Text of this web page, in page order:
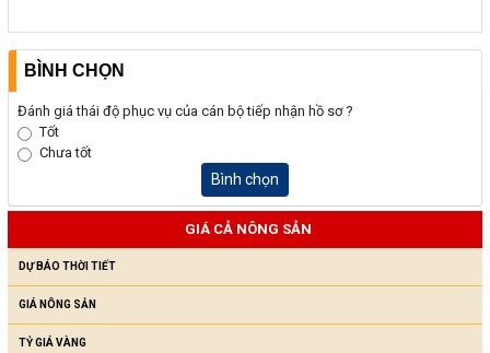
BÌNH CHỌN
Đánh giá thái độ phục vụ của cán bộ tiếp nhận hồ sơ ?
Tốt
Chưa tốt
Bình chọn
GIÁ CẢ NÔNG SẢN
DỰ BÁO THỜI TIẾT
GIÁ NÔNG SẢN
TỶ GIÁ VÀNG